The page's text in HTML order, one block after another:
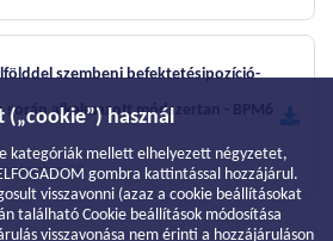
(„cookie”) használ
kategóriák mellett elhelyezett négyzetet,
gombra kattintással hozzájárul.
visszavonni (azaz a cookie beállításokat
található Cookie beállítások módosítása
visszavonása nem érinti a hozzájáruláson
szembeni befektetésipozíció-
alkalmazott módszertan - BPM6
30.